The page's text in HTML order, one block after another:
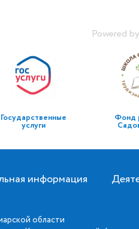
Powered by
Государственные
услуги
Фонд
информация
области